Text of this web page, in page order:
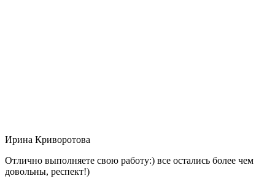
Ирина Криворотова
Отлично выполняете свою работу:) все остались более чем
довольны, респект!)